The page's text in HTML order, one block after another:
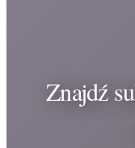
Znajdź